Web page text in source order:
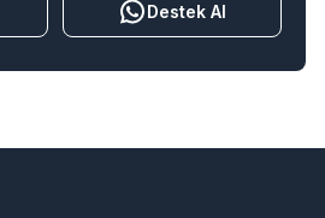
Destek Al